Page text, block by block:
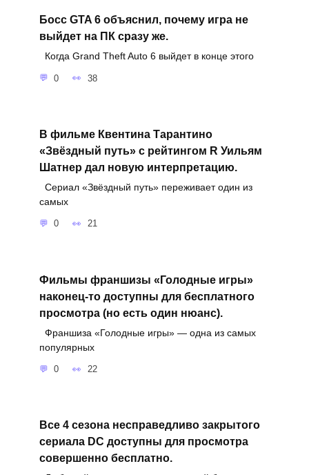
Босс GTA 6 объяснил, почему игра не
выйдет на ПК сразу же.
Когда Grand Theft Auto 6 выйдет в конце этого
0 38
В фильме Квентина Тарантино
«Звёздный путь» с рейтингом R Уильям
Шатнер дал новую интерпретацию.
Сериал «Звёздный путь» переживает один из
самых
0 21
Фильмы франшизы «Голодные игры»
наконец-то доступны для бесплатного
просмотра (но есть один нюанс).
Франшиза «Голодные игры» — одна из самых
популярных
0 22
Все 4 сезона несправедливо закрытого
сериала DC доступны для просмотра
совершенно бесплатно.